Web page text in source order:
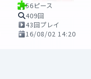
56ピース
409回
43回プレイ
16/08/02 14:20